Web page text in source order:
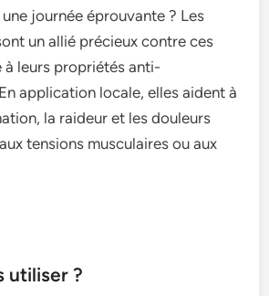
journée éprouvante ? Les
un allié précieux contre ces
leurs propriétés anti-
application locale, elles aident à
la raideur et les douleurs
tensions musculaires ou aux
utiliser ?